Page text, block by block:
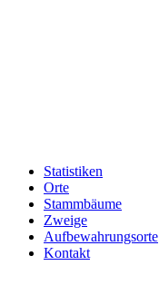
Statistiken
Orte
Stammbäume
Zweige
Aufbewahrungsorte
Kontakt